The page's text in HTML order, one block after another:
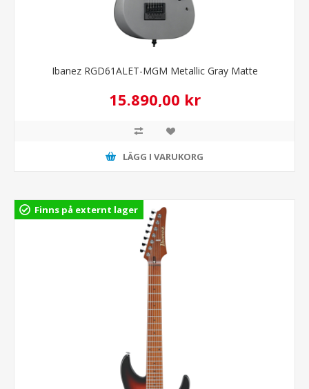
Ibanez RGD61ALET-MGM Metallic Gray Matte
15.890,00 kr
LÄGG I VARUKORG
Finns på externt lager